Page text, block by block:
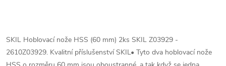
SKIL Hoblovací nože HSS (60 mm) 2ks SKIL Z03929 -
2610Z03929. Kvalitní příslušenství SKIL• Tyto dva hoblovací nože